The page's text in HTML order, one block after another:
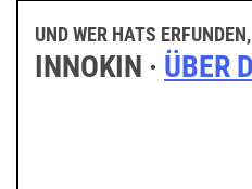
UND WER HATS
INNOKIN · ÜBER